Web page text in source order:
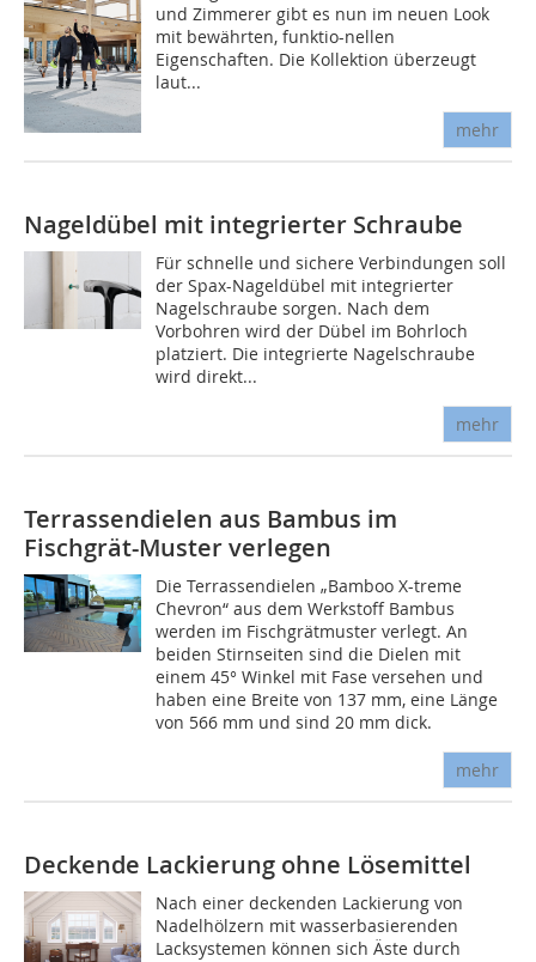
und Zimmerer gibt es nun im neuen Look
mit bewährten, funktio-nellen
Eigenschaften. Die Kollektion überzeugt
laut...
mehr
Nageldübel mit integrierter Schraube
Für schnelle und sichere Verbindungen soll
der Spax-Nageldübel mit integrierter
Nagelschraube sorgen. Nach dem
Vorbohren wird der Dübel im Bohrloch
platziert. Die integrierte Nagelschraube
wird direkt...
mehr
Terrassendielen aus Bambus im
Fischgrät-Muster verlegen
Die Terrassendielen „Bamboo X-treme
Chevron“ aus dem Werkstoff Bambus
werden im Fischgrätmuster verlegt. An
beiden Stirnseiten sind die Dielen mit
einem 45° Winkel mit Fase versehen und
haben eine Breite von 137 mm, eine Länge
von 566 mm und sind 20 mm dick.
mehr
Deckende Lackierung ohne Lösemittel
Nach einer deckenden Lackierung von
Nadelhölzern mit wasserbasierenden
Lacksystemen können sich Äste durch